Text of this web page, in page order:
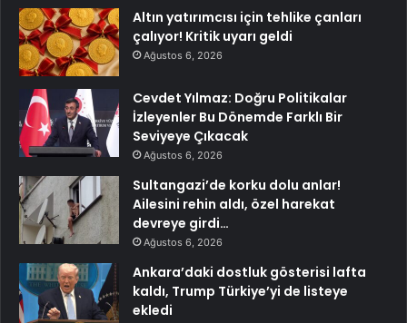
Altın yatırımcısı için tehlike çanları
çalıyor! Kritik uyarı geldi
Ağustos 6, 2026
Cevdet Yılmaz: Doğru Politikalar
İzleyenler Bu Dönemde Farklı Bir
Seviyeye Çıkacak
Ağustos 6, 2026
Sultangazi’de korku dolu anlar!
Ailesini rehin aldı, özel harekat
devreye girdi…
Ağustos 6, 2026
Ankara’daki dostluk gösterisi lafta
kaldı, Trump Türkiye’yi de listeye
ekledi